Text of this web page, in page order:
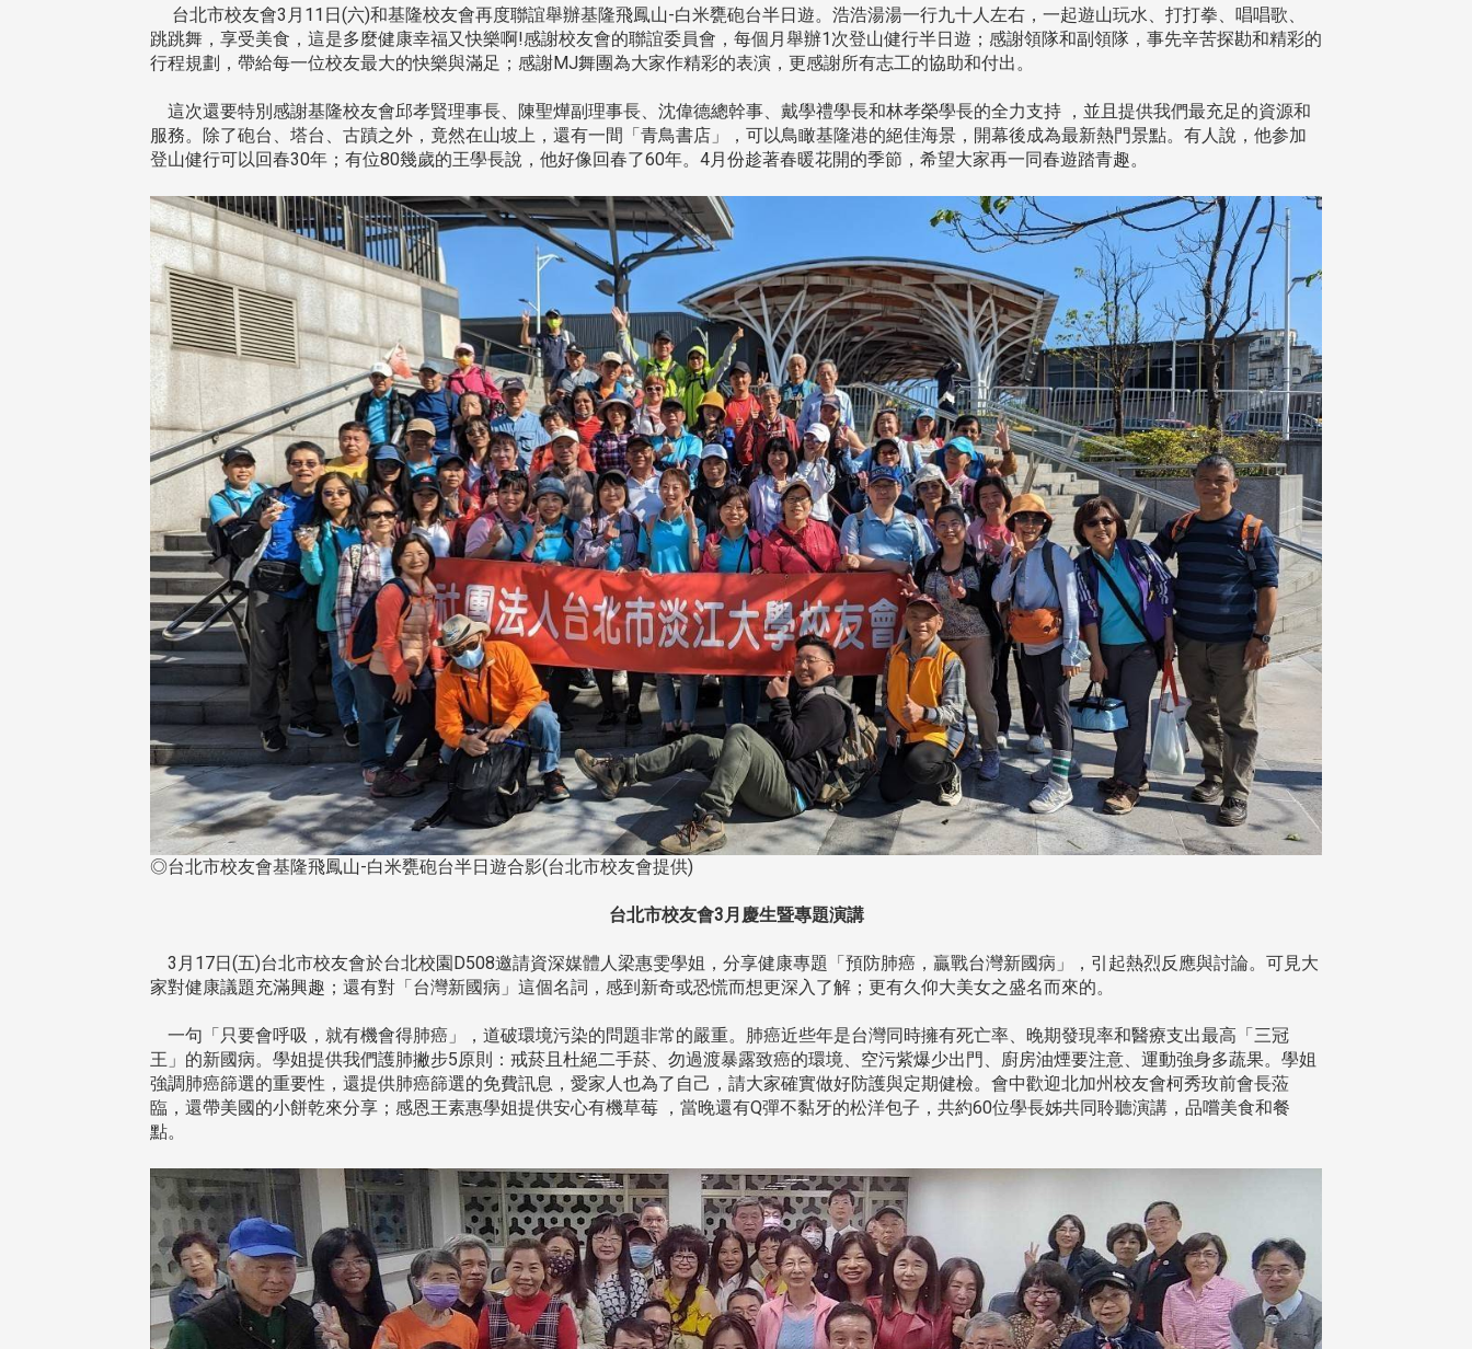
台北市校友會3月11日(六)和基隆校友會再度聯誼舉辦基隆飛鳳山-白米甕砲台半日遊。浩浩湯湯一行九十人左右，一起遊山玩水、打打拳、唱唱歌、
跳跳舞，享受美食，這是多麼健康幸福又快樂啊!感謝校友會的聯誼委員會，每個月舉辦1次登山健行半日遊；感謝領隊和副領隊，事先辛苦探勘和精彩的
行程規劃，帶給每一位校友最大的快樂與滿足；感謝MJ舞團為大家作精彩的表演，更感謝所有志工的協助和付出。
這次還要特別感謝基隆校友會邱孝賢理事長、陳聖燁副理事長、沈偉德總幹事、戴學禮學長和林孝榮學長的全力支持 ，並且提供我們最充足的資源和
服務。除了砲台、塔台、古蹟之外，竟然在山坡上，還有一間「青鳥書店」，可以鳥瞰基隆港的絕佳海景，開幕後成為最新熱門景點。有人說，他参加
登山健行可以回春30年；有位80幾歲的王學長說，他好像回春了60年。4月份趁著春暖花開的季節，希望大家再一同春遊踏青趣。
◎台北市校友會基隆飛鳳山-白米甕砲台半日遊合影(台北市校友會提供)
台北市校友會3月慶生暨專題演講
3月17日(五)台北市校友會於台北校園D508邀請資深媒體人梁惠雯學姐，分享健康專題「預防肺癌，贏戰台灣新國病」，引起熱烈反應與討論。可見大
家對健康議題充滿興趣；還有對「台灣新國病」這個名詞，感到新奇或恐慌而想更深入了解；更有久仰大美女之盛名而來的。
一句「只要會呼吸，就有機會得肺癌」，道破環境污染的問題非常的嚴重。肺癌近些年是台灣同時擁有死亡率、晚期發現率和醫療支出最高「三冠
王」的新國病。學姐提供我們護肺撇步5原則：戒菸且杜絕二手菸、勿過渡暴露致癌的環境、空污紫爆少出門、廚房油煙要注意、運動強身多蔬果。學姐
強調肺癌篩選的重要性，還提供肺癌篩選的免費訊息，愛家人也為了自己，請大家確實做好防護與定期健檢。會中歡迎北加州校友會柯秀玫前會長蒞
臨，還帶美國的小餅乾來分享；感恩王素惠學姐提供安心有機草莓 ，當晚還有Q彈不黏牙的松洋包子，共約60位學長姊共同聆聽演講，品嚐美食和餐
點。